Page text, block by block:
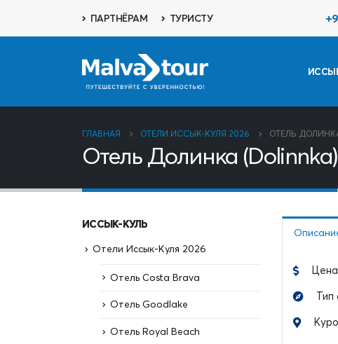
ПАРТНЁРАМ ТУРИСТУ
ГЛАВНАЯ ОТЕЛИ ИССЫК-КУЛЯ 2026 ОТЕЛЬ
Отель Долинка (Dolinnka)
Тип
ИССЫК-КУЛЬ
Отели Иссык-Куля 2026
Отель Costa Brava
Отель Goodlake
Отель Royal Beach